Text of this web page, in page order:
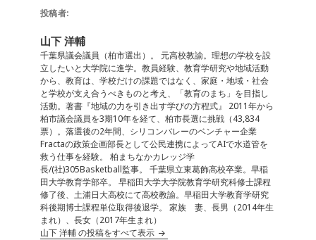
e
b
o
o
k
n
投稿者:
山下 洋輔
千葉県議会議員（柏市選出）。 元高校教諭。理想の学校を設
立したいと大学院に進学。教員経験、教育学研究や地域活動
から、教育は、学校だけの課題ではなく、家庭・地域・社会
と学校が支え合うべきものと考え、「教育のまち」を目指し
活動。著書『地域の力を引き出す学びの方程式』 2011年から
柏市議会議員を3期10年を経て、柏市長選に挑戦（43,834
票）。落選後の2年間、シリコンバレーのベンチャー企業
Fractaの政策企画部長として公民連携によってAIで水道管を
救う仕事を経験。 柏まちなかカレッジ学
長/(社)305Basketball監事。 千葉県立東葛飾高校卒業。早稲
田大学教育学部卒。 早稲田大学大学院教育学研究科修士課程
修了後、土浦日大高校にて高校教諭。早稲田大学教育学研究
科後期博士課程単位取得後退学。 家族 妻、長男（2014年生
まれ）、長女（2017年生まれ）
山下 洋輔 の投稿をすべて表示